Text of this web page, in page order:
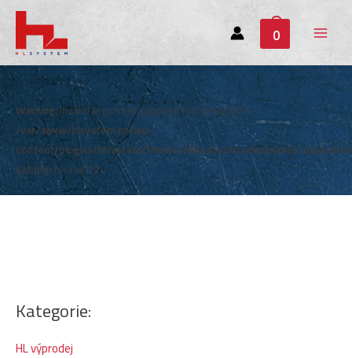
0
Main
Menu
Kategorie:
HL výprodej
Warning: Invalid argument supplied for foreach() in
/var/www/hlsystem.cz/wp-
content/plugins/hlsystem/themes/hlsystem/components/
cat.phpon line12